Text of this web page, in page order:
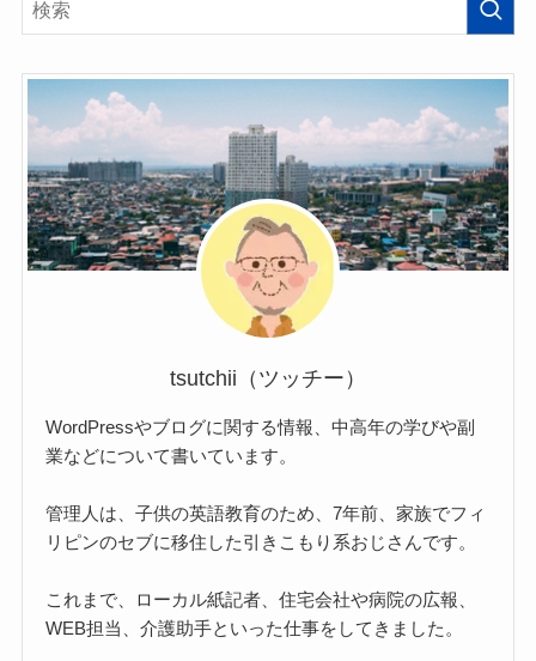
tsutchii（ツッチー）
WordPressやブログに関する情報、中高年の学びや副
業などについて書いています。
管理人は、子供の英語教育のため、7年前、家族でフィ
リピンのセブに移住した引きこもり系おじさんです。
これまで、ローカル紙記者、住宅会社や病院の広報、
WEB担当、介護助手といった仕事をしてきました。